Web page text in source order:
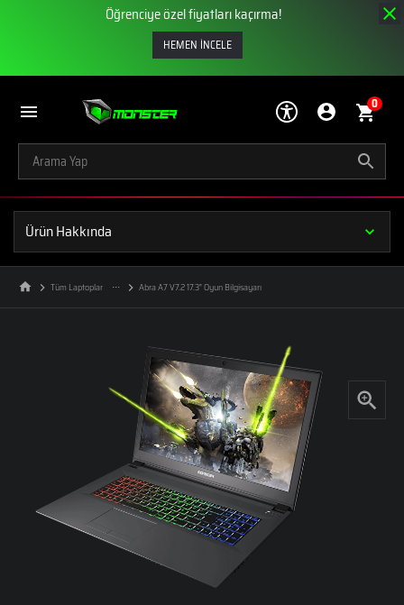
Öğrenciye özel fiyatları kaçırma!
HEMEN İNCELE
0
Ürün Hakkında
Tüm Laptoplar Abra A7 V7.2 17.3" Oyun Bilgisayarı